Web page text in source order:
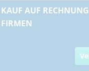
KAUF AUF
FIRMEN